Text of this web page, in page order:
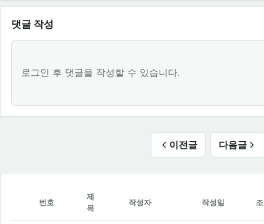
댓글 작성
로그인 후 댓글을 작성할 수 있습니다.
이전글 다음글
번호
제
목
작성자 작성일